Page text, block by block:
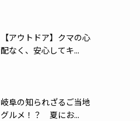
【アウトドア】クマの心
配なく、安心してキ...
岐阜の知られざるご当地
グルメ！？ 夏にお...